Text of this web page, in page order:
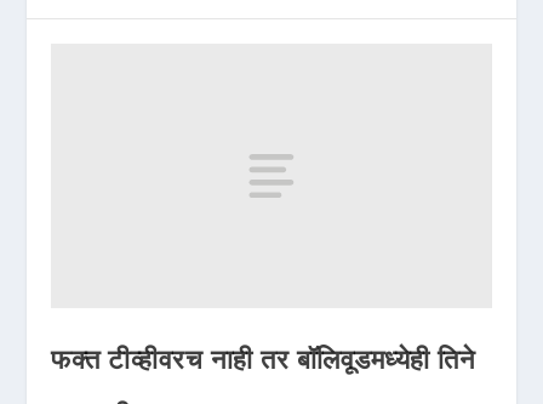
फक्त टीव्हीवरच नाही तर बॉलिवूडमध्येही तिने